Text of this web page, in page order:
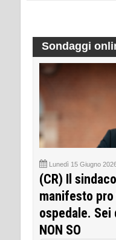
Sondaggi
Lunedì 15 Giugno
(CR) Il
manifesto
ospedale. Sei
NON SO